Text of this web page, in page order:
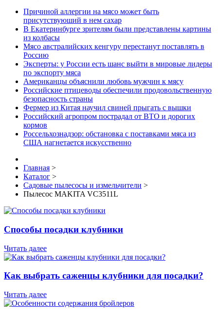
Причиной аллергии на мясо может быть
присутствуюший в нем сахар
В Екатеринбурге зрителям были представлены картины
из колбасы
Мясо австралийских кенгуру перестанут поставлять в
Россию
Эксперты: у России есть шанс выйти в мировые лидеры
по экспорту мяса
Американцы объяснили любовь мужчин к мясу
Российские птицеводы обеспечили продовольственную
безопасность страны
Фермер из Китая научил свиней прыгать с вышки
Российский агропром пострадал от ВТО и дорогих
кормов
Россельхознадзор: обстановка с поставками мяса из
США нагнетается искусственно
Главная >
Каталог >
Садовые пылесосы и измельчители >
Пылесос MAKITA VC3511L
Способы посадки клубники
Читать далее
Как выбрать саженцы клубники для посадки?
Читать далее